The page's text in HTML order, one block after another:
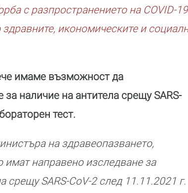
с разпространението на COVID-
икономическите и
имаме възможност да
наличие на антитела срещу SARS-
тест.
на здравеопазването,
имат направено изследване за
срещу SARS-CoV-2 след 11.11.2021 г.